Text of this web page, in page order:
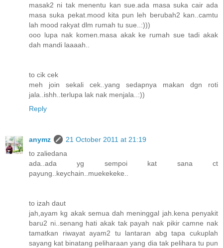
masak2 ni tak menentu kan sue.ada masa suka cair ada
masa suka pekat.mood kita pun leh berubah2 kan..camtu
lah mood rakyat dlm rumah tu sue..:)))
ooo lupa nak komen.masa akak ke rumah sue tadi akak
dah mandi laaaah..
to cik cek
meh join sekali cek..yang sedapnya makan dgn roti
jala..ishh..terlupa lak nak menjala..:))
Reply
anymz
21 October 2011 at 21:19
to zaliedana
ada..ada yg sempoi kat sana ct
payung..keychain..muekekeke..
to izah daut
jah,ayam kg akak semua dah meninggal jah.kena penyakit
baru2 ni..senang hati akak tak payah nak pikir camne nak
tamatkan riwayat ayam2 tu lantaran abg tapa cukuplah
sayang kat binatang peliharaan yang dia tak pelihara tu pun